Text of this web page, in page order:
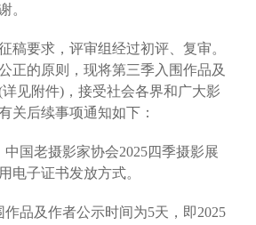
。
要求，评审组经过初评、复审。
正的原则，现将第三季入围作品及
见附件)，接受社会各界和广大影
关后续事项通知如下：
国老摄影家协会2025四季摄影展
电子证书发放方式。
及作者公示时间为5天，即2025